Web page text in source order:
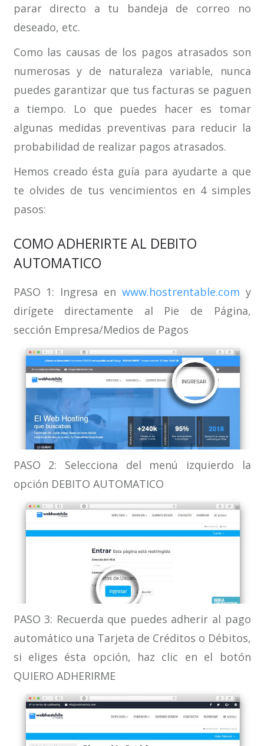
parar directo a tu bandeja de correo no
deseado, etc.
Como las causas de los pagos atrasados ​​son
numerosas y de naturaleza variable, nunca
puedes garantizar que tus facturas se paguen
a tiempo. Lo que puedes hacer es tomar
algunas medidas preventivas para reducir la
probabilidad de realizar pagos atrasados.
Hemos creado ésta guía para ayudarte a que
te olvides de tus vencimientos en 4 simples
pasos:
COMO ADHERIRTE AL DEBITO
AUTOMATICO
PASO 1: Ingresa en www.hostrentable.com y
dirígete directamente al Pie de Página,
sección Empresa/Medios de Pagos
PASO 2: Selecciona del menú izquierdo la
opción DEBITO AUTOMATICO
PASO 3: Recuerda que puedes adherir al pago
automático una Tarjeta de Créditos o Débitos,
si eliges ésta opción, haz clic en el botón
QUIERO ADHERIRME